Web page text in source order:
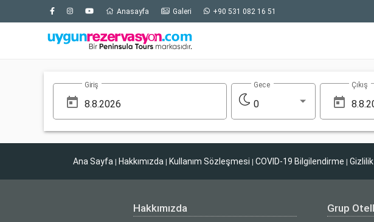
Anasayfa Galeri +90 531 082 16 51
Giriş
0
Gece Çıkış
Ana Sayfa | Hakkımızda | Kullanım Sözleşmesi | COVID-19 Bilgilendirme |
Hakkımızda Grup